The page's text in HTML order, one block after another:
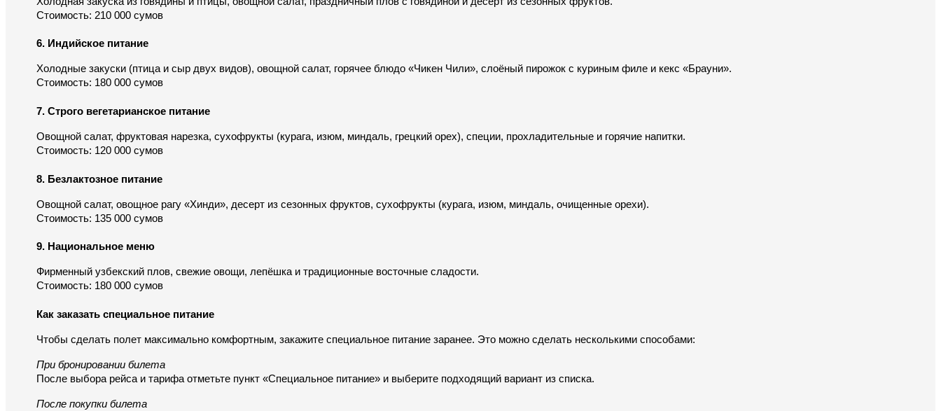
Стоимость: 210 000 сумов
6. Индийское питание
Холодные закуски (птица и сыр двух видов), овощной салат, горячее блюдо «Чикен Чили», слоёный пирожок с куриным филе и кекс «Брауни».
Стоимость: 180 000 сумов
7. Строго вегетарианское питание
Овощной салат, фруктовая нарезка, сухофрукты (курага, изюм, миндаль, грецкий орех), специи, прохладительные и горячие напитки.
Стоимость: 120 000 сумов
8. Безлактозное питание
Овощной салат, овощное рагу «Хинди», десерт из сезонных фруктов, сухофрукты (курага, изюм, миндаль, очищенные орехи).
Стоимость: 135 000 сумов
9. Национальное меню
Фирменный узбекский плов, свежие овощи, лепёшка и традиционные восточные сладости.
Стоимость: 180 000 сумов
Как заказать специальное питание
Чтобы сделать полет максимально комфортным, закажите специальное питание заранее. Это можно сделать несколькими способами:
При бронировании билета
После выбора рейса и тарифа отметьте пункт «Специальное питание» и выберите подходящий вариант из списка.
После покупки билета